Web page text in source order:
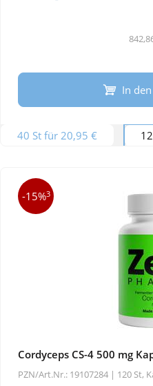
In
40 St für 20,95 €
-15%3
Cordyceps CS-4 500 mg
PZN/Art.Nr.: 19107284 | 120 St,